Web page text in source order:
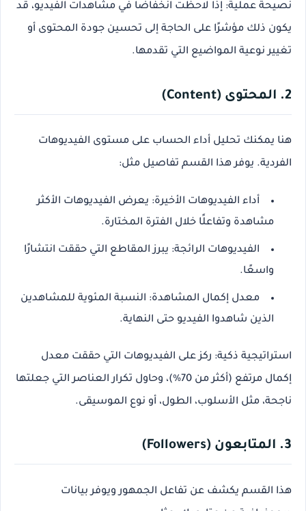
نصيحة عملية: إذا لاحظت انخفاضًا في مشاهدات الفيديو، قد
يكون ذلك مؤشرًا على الحاجة إلى تحسين جودة المحتوى أو
تغيير نوعية المواضيع التي تقدمها.
2. المحتوى (Content)
هنا يمكنك تحليل أداء الحساب على مستوى الفيديوهات
الفردية. يوفر هذا القسم تفاصيل مثل:
أداء الفيديوهات الأخيرة: يعرض الفيديوهات الأكثر
مشاهدة وتفاعلًا خلال الفترة المختارة.
الفيديوهات الرائجة: يبرز المقاطع التي حققت انتشارًا
واسعًا.
معدل إكمال المشاهدة: النسبة المئوية للمشاهدين
الذين شاهدوا الفيديو حتى النهاية.
استراتيجية ذكية: ركز على الفيديوهات التي حققت معدل
إكمال مرتفع (أكثر من 70%)، وحاول تكرار العناصر التي جعلتها
ناجحة، مثل الأسلوب، الطول، أو نوع الموسيقى.
3. المتابعون (Followers)
هذا القسم يكشف عن تفاعل الجمهورويوفر بيانات